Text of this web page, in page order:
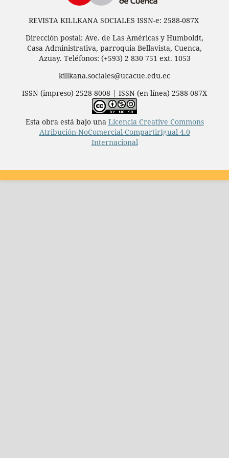
REVISTA KILLKANA SOCIALES ISSN-e: 2588-087X
Dirección postal: Ave. de Las Américas y Humboldt,
Casa Administrativa, parroquia Bellavista, Cuenca,
Azuay. Teléfonos: (+593) 2 830 751 ext. 1053
killkana.sociales@ucacue.edu.ec
ISSN (impreso) 2528-8008 | ISSN (en línea) 2588-087X
Esta obra está bajo una Licencia Creative Commons
Atribución-NoComercial-CompartirIgual 4.0
Internacional